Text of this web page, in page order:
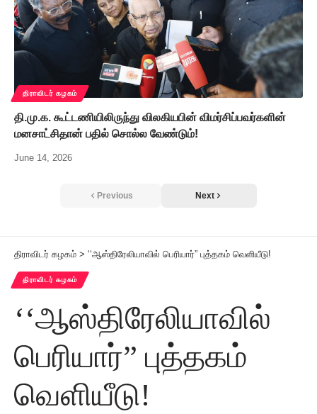
திராவிடர் கழகம்
தி.மு.க. கூட்டணியிலிருந்து விலகியபின் விமர்சிப்பவர்களின்
மனசாட்சிதான் பதில் சொல்ல வேண்டும்!
June 14, 2026
Previous Next
திராவிடர் கழகம் > ‘‘ஆஸ்திரேலியாவில் பெரியார்” புத்தகம் வெளியீடு!
திராவிடர் கழகம்
‘‘ஆஸ்திரேலியாவில்
பெரியார்” புத்தகம்
வெளியீடு!